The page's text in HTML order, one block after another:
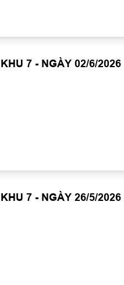
7 - NGÀY 02/6/2026
7 - NGÀY 26/5/2026